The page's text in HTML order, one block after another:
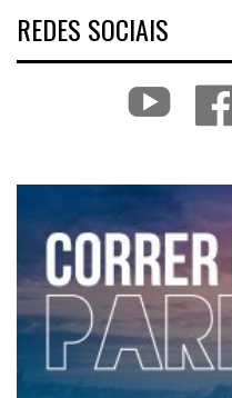
REDES SOCIAIS
YouTube